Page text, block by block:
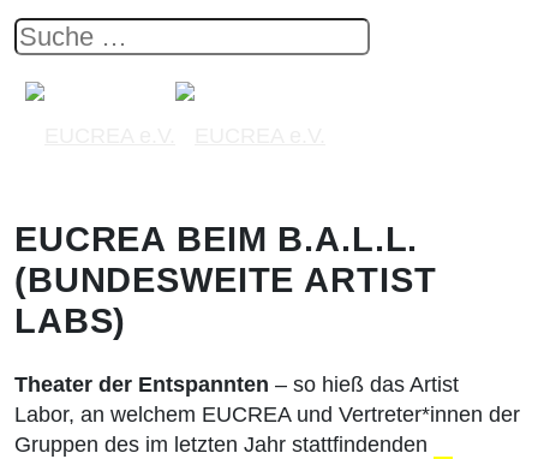
EUCREA BEIM B.A.L.L.
(BUNDESWEITE ARTIST
LABS)
Theater der Entspannten – so hieß das Artist
Labor, an welchem EUCREA und Vertreter*innen der
Gruppen des im letzten Jahr stattfindenden